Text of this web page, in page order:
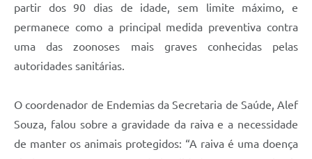
partir dos 90 dias de idade, sem limite máximo, e
permanece como a principal medida preventiva contra
uma das zoonoses mais graves conhecidas pelas
autoridades sanitárias.
O coordenador de Endemias da Secretaria de Saúde, Alef
Souza, falou sobre a gravidade da raiva e a necessidade
de manter os animais protegidos: “A raiva é uma doença